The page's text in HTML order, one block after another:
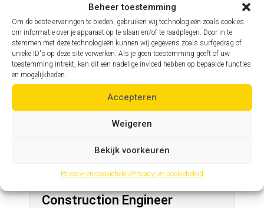
Beheer toestemming
Om de beste ervaringen te bieden, gebruiken wij technologieën zoals cookies
om informatie over je apparaat op te slaan en/of te raadplegen. Door in te
stemmen met deze technologieën kunnen wij gegevens zoals surfgedrag of
unieke ID's op deze site verwerken. Als je geen toestemming geeft of uw
toestemming intrekt, kan dit een nadelige invloed hebben op bepaalde functies
en mogelijkheden.
Accepteren
Weigeren
Bekijk voorkeuren
Privacy- en cookiebeleidPrivacy- en cookiebeleid
St-Ulriks-Kapelle
Zelfde profiel, andere regio
Assistent hoofdingenieur
Lichtaart
Andere profielen in deze regio
Construction Engineer